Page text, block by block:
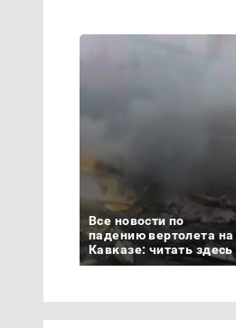
Все новости по
падению вертолета на
Кавказе: читать здесь